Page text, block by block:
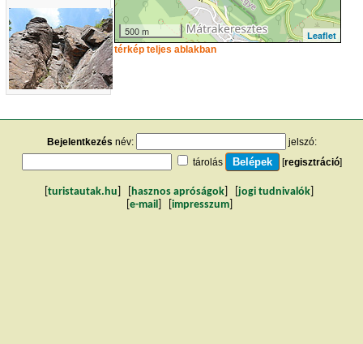
500 m Leaflet
térkép teljes ablakban
Bejelentkezés név:
jelszó:
tárolás
[regisztráció]
turistautak.hu hasznos apróságok jogi tudnivalók
e-mail impresszum]